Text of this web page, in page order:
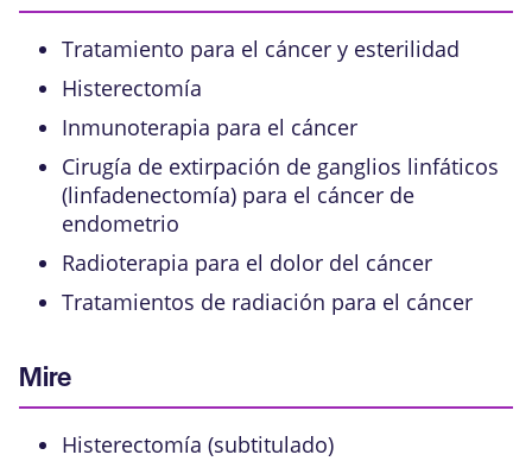
Tratamiento para el cáncer y esterilidad
Histerectomía
Inmunoterapia para el cáncer
Cirugía de extirpación de ganglios linfáticos
(linfadenectomía) para el cáncer de
endometrio
Radioterapia para el dolor del cáncer
Tratamientos de radiación para el cáncer
Mire
Histerectomía (subtitulado)